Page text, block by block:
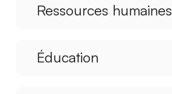
Ressources humaines
Éducation